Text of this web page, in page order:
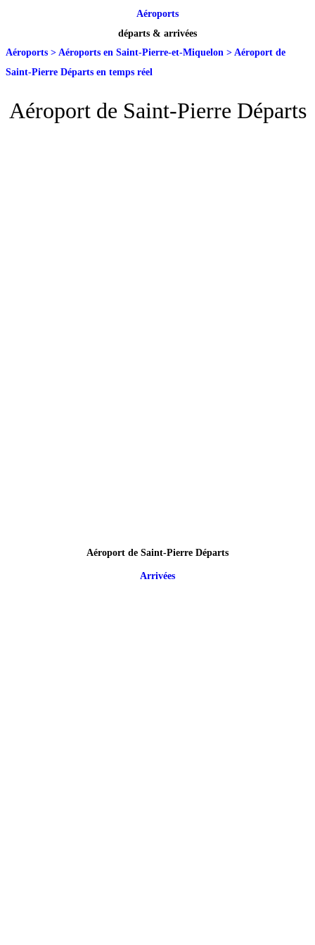
Aéroports
départs & arrivées
Aéroports > Aéroports en Saint-Pierre-et-Miquelon > Aéroport de
Saint-Pierre Départs en temps réel
Aéroport de Saint-Pierre Départs
Aéroport de Saint-Pierre Départs
Arrivées